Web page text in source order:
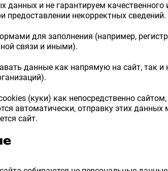
и не гарантируем качественного
предоставлении некорректных сведений.
для заполнения (например,
связи и иными).
данные как напрямую на сайт, так и
(куки) как непосредственно
автоматически, отправку этих
сайт.